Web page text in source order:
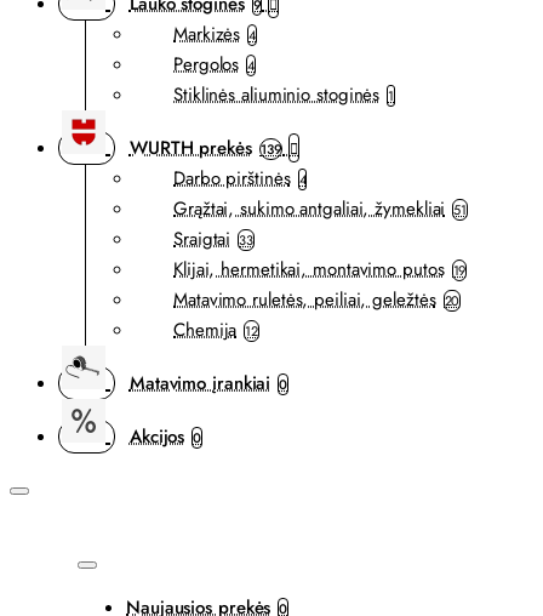
9
Markizės 4
Pergolos 4
Stiklinės aliuminio stoginės 1
WURTH prekės 139
Darbo pirštinės 4
Grąžtai, sukimo antgaliai, žymekliai 51
Sraigtai 33
Klijai, hermetikai, montavimo putos 19
Matavimo ruletės, peiliai, geležtės 20
Chemija 12
Matavimo įrankiai 0
Akcijos 0
Naujausios prekės 0